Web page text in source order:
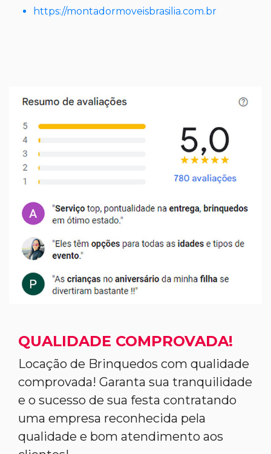
https://montadormoveisbrasilia.com.br
QUALIDADE COMPROVADA!
Locação de Brinquedos com qualidade
comprovada! Garanta sua tranquilidade
e o sucesso de sua festa contratando
uma empresa reconhecida pela
qualidade e bom atendimento aos